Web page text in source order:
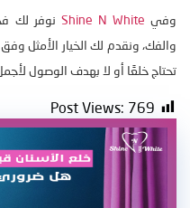
وفي Shine N White نوفر لك
والفك، ونقدم لك الخيار الأمثل
تحتاج خلعًا أو لا بهدف الوصول
Post Views: 769